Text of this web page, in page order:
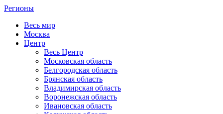
Регионы
Весь мир
Москва
Центр
Весь Центр
Московская область
Белгородская область
Брянская область
Владимирская область
Воронежская область
Ивановская область